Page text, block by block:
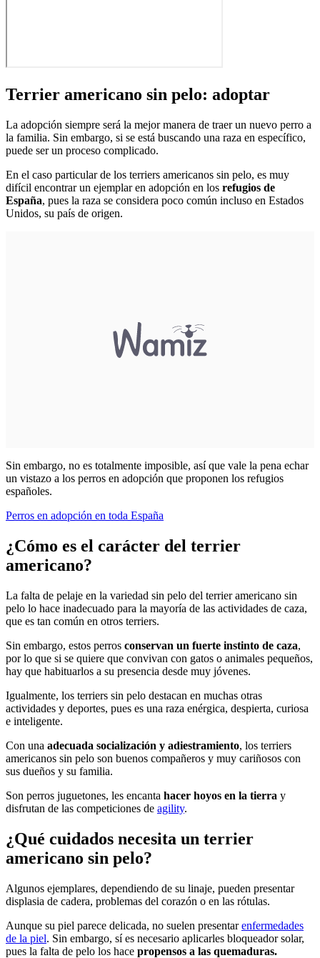
Terrier americano sin pelo: adoptar
La adopción siempre será la mejor manera de traer un nuevo perro a
la familia. Sin embargo, si se está buscando una raza en específico,
puede ser un proceso complicado.
En el caso particular de los terriers americanos sin pelo, es muy
difícil encontrar un ejemplar en adopción en los refugios de
España, pues la raza se considera poco común incluso en Estados
Unidos, su país de origen.
Sin embargo, no es totalmente imposible, así que vale la pena echar
un vistazo a los perros en adopción que proponen los refugios
españoles.
Perros en adopción en toda España
¿Cómo es el carácter del terrier
americano?
La falta de pelaje en la variedad sin pelo del terrier americano sin
pelo lo hace inadecuado para la mayoría de las actividades de caza,
que es tan común en otros terriers.
Sin embargo, estos perros conservan un fuerte instinto de caza,
por lo que si se quiere que convivan con gatos o animales pequeños,
hay que habituarlos a su presencia desde muy jóvenes.
Igualmente, los terriers sin pelo destacan en muchas otras
actividades y deportes, pues es una raza enérgica, despierta, curiosa
e inteligente.
Con una adecuada socialización y adiestramiento, los terriers
americanos sin pelo son buenos compañeros y muy cariñosos con
sus dueños y su familia.
Son perros juguetones, les encanta hacer hoyos en la tierra y
disfrutan de las competiciones de agility.
¿Qué cuidados necesita un terrier
americano sin pelo?
Algunos ejemplares, dependiendo de su linaje, pueden presentar
displasia de cadera, problemas del corazón o en las rótulas.
Aunque su piel parece delicada, no suelen presentarenfermedades
de la piel. Sin embargo, sí es necesario aplicarles bloqueador solar,
pues la falta de pelo los hace propensos a las quemaduras.